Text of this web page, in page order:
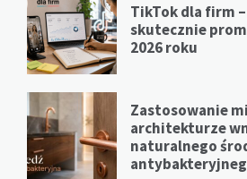
TikTok dla firm
skutecznie
2026 roku
Zastosowanie
architekturze
naturalnego